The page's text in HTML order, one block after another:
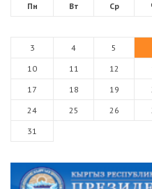
Пн
Вт Ср
3
4 5
10
11 12
17
18 19
24
25 26
31